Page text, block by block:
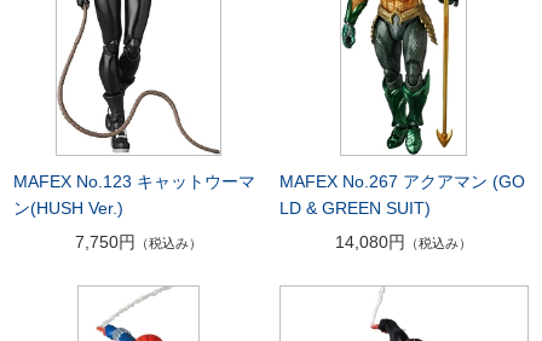
MAFEX No.123 キャットウーマ
ン(HUSH Ver.)
7,750円
（税込み）
MAFEX No.267 アクアマン (GO
LD & GREEN SUIT)
14,080円
（税込み）